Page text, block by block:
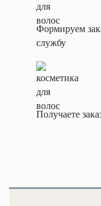
кВт
0,5
Длина
вил,
1150
Дорожный
просвет,
мм
26
Мощность
Формируем
службу
Получаете